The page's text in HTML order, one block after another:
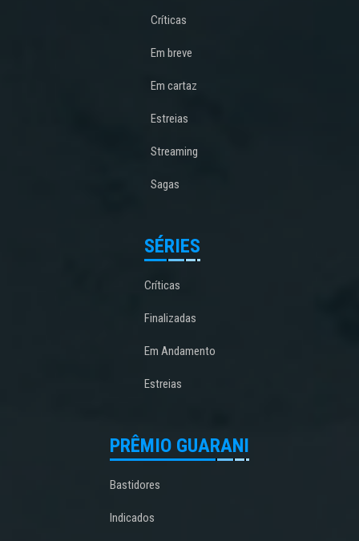
Críticas
Em breve
Em cartaz
Estreias
Streaming
Sagas
SÉRIES
Críticas
Finalizadas
Em Andamento
Estreias
PRÊMIO GUARANI
Bastidores
Indicados